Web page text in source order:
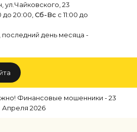
ул.Чайковского, 23
до 20:00, Сб-Вс с 11:00 до
последний день месяца -
Финансовые мошенники - 23
Апреля 2026